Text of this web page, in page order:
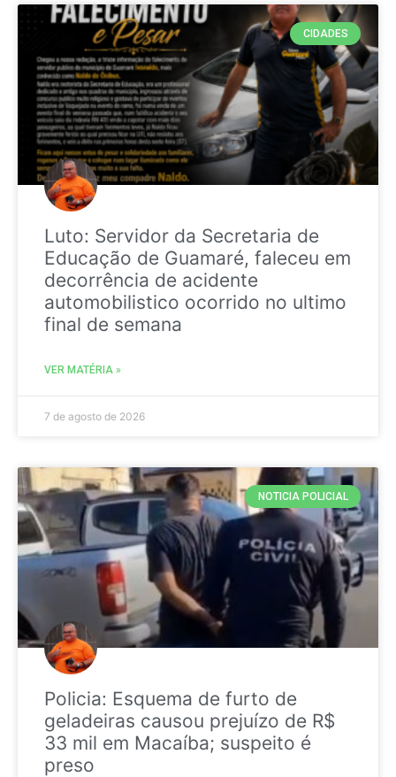
CIDADES
Luto: Servidor da Secretaria de
Educação de Guamaré, faleceu em
decorrência de acidente
automobilistico ocorrido no ultimo
final de semana
VER MATÉRIA »
7 de agosto de 2026
NOTICIA POLICIAL
Policia: Esquema de furto de
geladeiras causou prejuízo de R$
33 mil em Macaíba; suspeito é
preso